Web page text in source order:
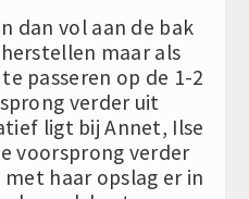
dan vol aan de bak
maar als
passeren op de 1-2
verder uit
ligt bij Annet, Ilse
voorsprong verder
haar opslag er in